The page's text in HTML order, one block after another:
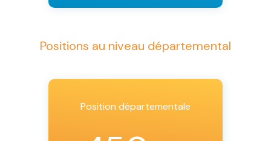
Positions au niveau départemental
Position départementale